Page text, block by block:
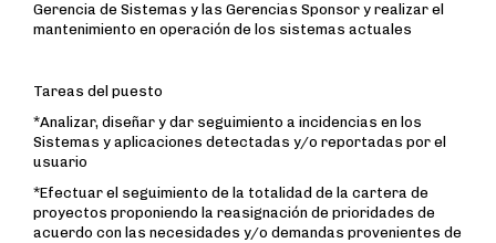
Gerencia de Sistemas y las Gerencias Sponsor y realizar el
mantenimiento en operación de los sistemas actuales
Tareas del puesto
*Analizar, diseñar y dar seguimiento a incidencias en los
Sistemas y aplicaciones detectadas y/o reportadas por el
usuario
*Efectuar el seguimiento de la totalidad de la cartera de
proyectos proponiendo la reasignación de prioridades de
acuerdo con las necesidades y/o demandas provenientes de